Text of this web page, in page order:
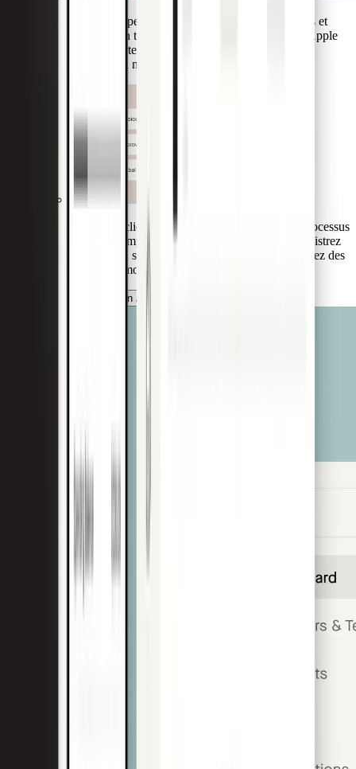
Vos clients peuvent utiliser leurs cartes physiques et
virtuelles en toute sécurité avec Google Pay ou Apple
Pay. Le portefeuille physique peut rester en toute
sécurité à la maison.
Aidez vos clients entreprises à transformer les processus
manuels complexes en un flux automatisé. Enregistrez
les factures, simplifiez les approbations et effectuez des
paiements mondiaux sécurisés.
L'application Admin pour banques